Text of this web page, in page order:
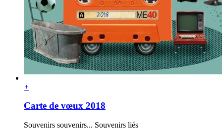
+
Carte de vœux 2018
Souvenirs souvenirs... Souvenirs liés